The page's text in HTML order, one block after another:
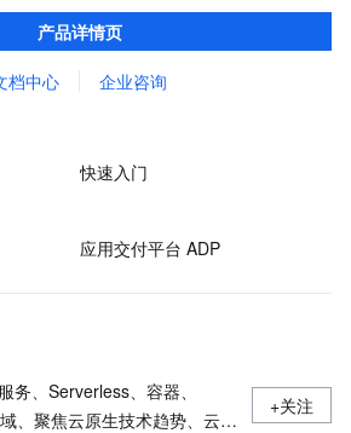
式应用系统，提升企业数字化转型的整体
产品详情页
档中心 企业咨询
快速入门
应用交付平台 ADP
务、Serverless、容器、
、聚焦云原生技术趋势、云原
+关注